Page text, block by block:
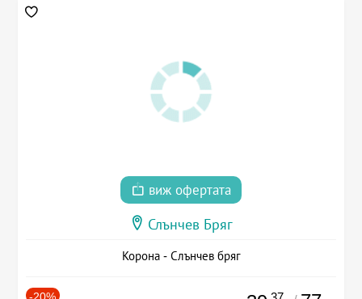
виж офертата
Слънчев Бряг
Корона - Слънчев бряг